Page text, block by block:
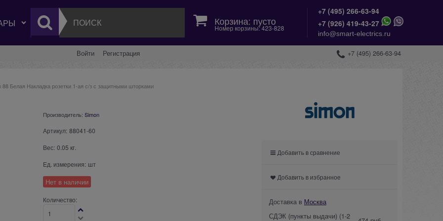
Корзина: пусто
Номер корзины: 423-828
+7 (495) 266-63-94
+7 (926) 419-43-27
info@smart-electrics.ru
Войти Регистрация +7 (495) 266-63-94
88 Белая Накладка розетки 1-ая с/з с защитными шторками
Производитель: Simon
Артикул: 88041-60
Вес: 0.05 кг.
Ед. измерения: шт
Нет в наличии
Количество:
Добавить в сравнение
Добавить в избранное
Доставка в Москва
СДЭК (пункты выдачи) (1-2